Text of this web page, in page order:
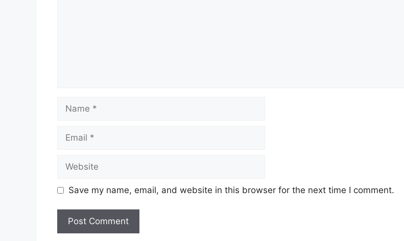
Save my name, email, and website in this browser for the next time I comment.